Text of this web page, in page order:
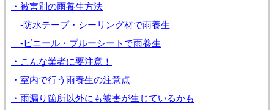
・被害別の雨養生方法
-防水テープ・シーリング材で雨養生
-ビニール・ブルーシートで雨養生
・こんな業者に要注意！
・室内で行う雨養生の注意点
・雨漏り箇所以外にも被害が生じているかも